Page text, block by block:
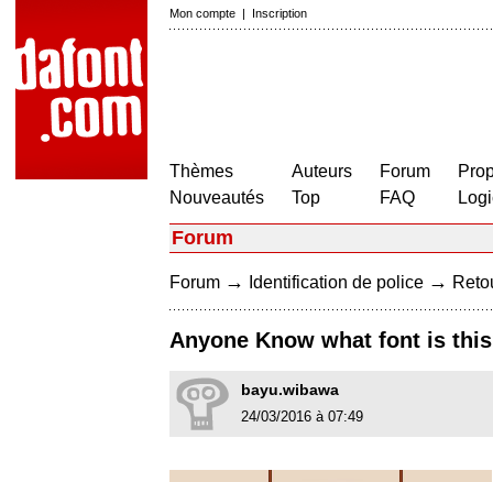
Mon compte | Inscription
Thèmes
Nouveautés
Auteurs
Top
Forum
FAQ
Forum
Forum → Identification de police →
Anyone Know what font is
bayu.wibawa
24/03/2016 à 07:49